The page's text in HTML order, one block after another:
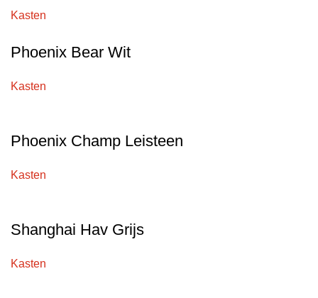
Kasten
Phoenix Bear Wit
Kasten
Phoenix Champ Leisteen
Kasten
Shanghai Hav Grijs
Kasten